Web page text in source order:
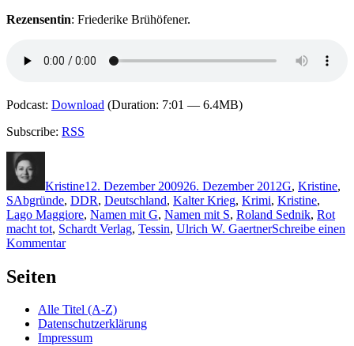
Rezensentin: Friederike Brühöfener.
Podcast: Download (Duration: 7:01 — 6.4MB)
Subscribe: RSS
Kristine12. Dezember 200926. Dezember 2012G, Kristine,
SSchlagwörter
Abgründe, DDR, Deutschland, Kalter Krieg, Krimi, Kristine,
Lago Maggiore, Namen mit G, Namen mit S, Roland Sednik, Rot
macht tot, Schardt Verlag, Tessin, Ulrich W. GaertnerSchreibe einen
Kommentarzu
Gaertner
Seiten
Alle Titel (A-Z)
Datenschutzerklärung
Impressum